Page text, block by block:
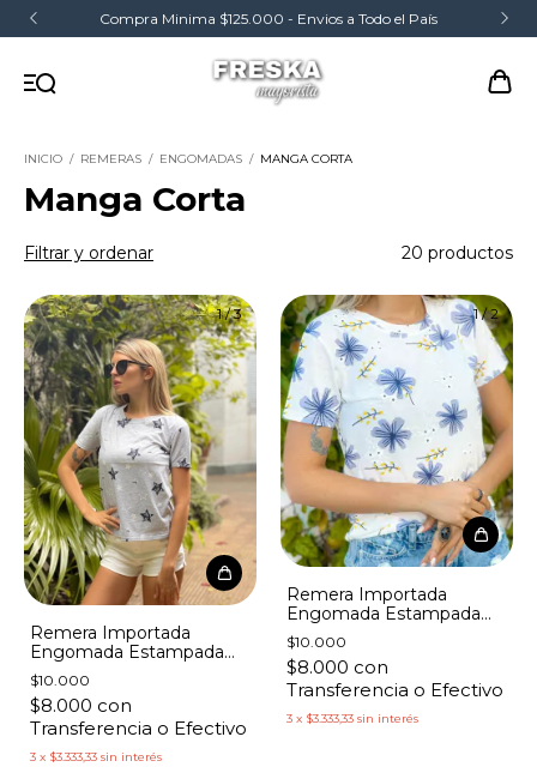
Compra Minima $125.000 - Envios a Todo el País
INICIO / REMERAS / ENGOMADAS / MANGA CORTA
Manga Corta
Filtrar y ordenar 20 productos
1/3
Remera Importada
Engomada Estampada
Estrellas Azules
$10.000
$8.000 con
Transferencia o Efectivo
3 x $3.333,33 sin interés
1/2
Remera Importada
Engomada Estampada
Flores Celestes
$10.000
$8.000 con
Transferencia o Efectivo
3 x $3.333,33 sin interés